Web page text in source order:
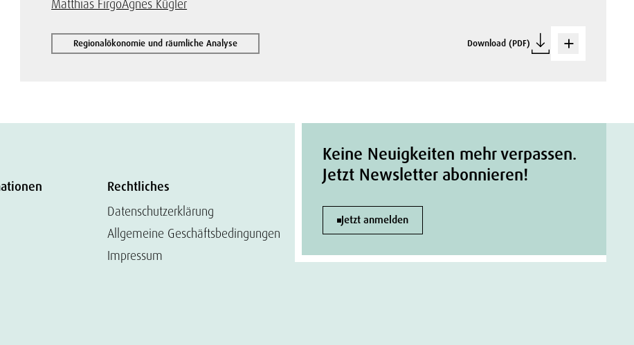
Matthias FirgoAgnes Kügler
Regionalökonomie und räumliche Analyse Download (PDF)
Rechtliches
Datenschutzerklärung
Allgemeine Geschäftsbedingungen
Impressum
Keine Neuigkeiten mehr verpassen.
Jetzt Newsletter abonnieren!
Jetzt anmelden